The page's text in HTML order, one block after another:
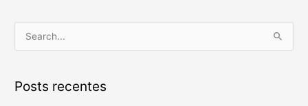
qPosts recentes